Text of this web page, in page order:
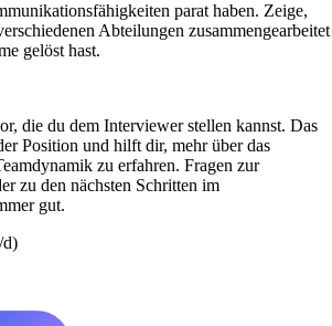
parat haben. Zeige,
Abteilungen zusammengearbeitet
gelöst hast.
die du dem Interviewer stellen kannst. Das
Position und hilft dir, mehr über das
zu erfahren. Fragen zur
zu den nächsten Schritten im
gut.
d)